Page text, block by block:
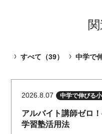
すべて（39） 中学で
2026.8.07 中学で伸びる
アルバイト講師ゼロ
学習塾活用法